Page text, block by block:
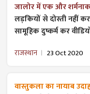
जालोर में एक और
लड़कियों से दोस्ती नहीं
सामूहिक दुष्कर्म कर
राजस्थान 23 Oct 2020
वास्तुकला का नायाब